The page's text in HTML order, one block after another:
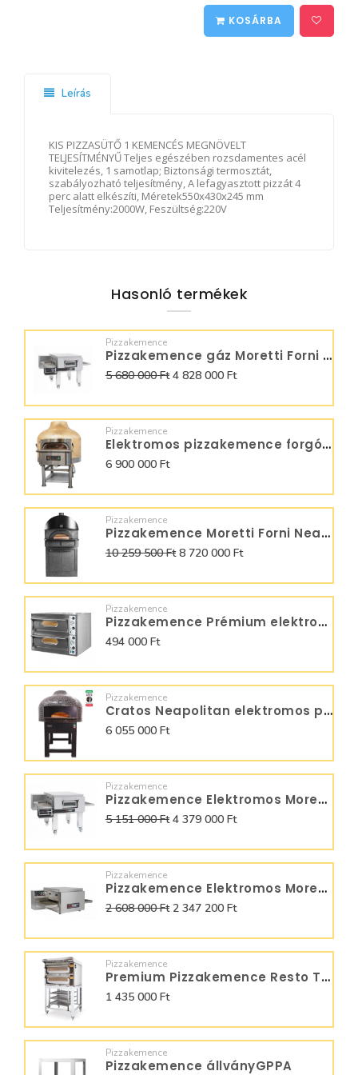
KOSÁRBA
Leírás
KIS PIZZASÜTŐ 1 KEMENCÉS MEGNÖVELT
TELJESÍTMÉNYŰ Teljes egészében rozsdamentes acél
kivitelezés, 1 samotlap; Biztonsági termosztát,
szabályozható teljesítmény, A lefagyasztott pizzát 4
perc alatt elkészíti, Méretek550x430x245 mm
Teljesítmény:2000W, Feszültség:220V
Hasonló termékek
Pizzakemence
Pizzakemence gáz Moretti Forni futószalagos T75GG
5 680 000 Ft4 828 000 Ft
Pizzakemence
Elektromos pizzakemence forgólapos FRV100
6 900 000 Ft
Pizzakemence
Pizzakemence Moretti Forni Neapolis MFN9
10 259 500 Ft8 720 000 Ft
Pizzakemence
Pizzakemence Prémium elektromos kétaknás Start 44 66x66 cm R44
494 000 Ft
Pizzakemence
Cratos Neapolitan elektromos pizzakemence CN9
6 055 000 Ft
Pizzakemence
Pizzakemence Elektromos Moretti Forni futószalagos T75E
5 151 000 Ft4 379 000 Ft
Pizzakemence
Pizzakemence Elektromos Moretti Forni futószalagos T64E
2 608 000 Ft2 347 200 Ft
Pizzakemence
Premium Pizzakemence Resto Tech Pro Digital 6+6
1 435 000 Ft
Pizzakemence
Pizzakemence állványGPPA